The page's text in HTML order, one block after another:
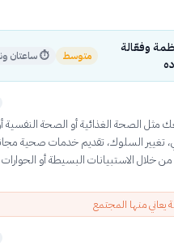
وفعّالة
متوسط ⏱ساعتان
الصحة الغذائية أو الصحة النفسية أو
تغيير السلوك، تقديم خدمات صحية
الاستبيانات البسيطة أو الحوارات
منها المجتمع